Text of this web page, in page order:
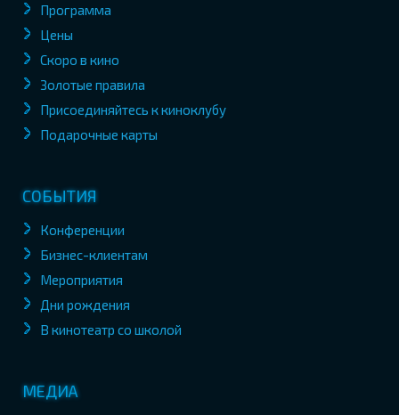
Программа
Цены
Скоро в кино
Золотые правила
Присоединяйтесь к киноклубу
Подарочные карты
СОБЫТИЯ
Конференции
Бизнес-клиентам
Мероприятия
Дни рождения
В кинотеатр со школой
МЕДИА